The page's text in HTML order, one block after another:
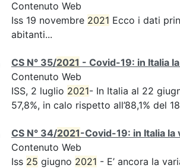
Contenuto Web
Iss 19 novembre 2021 Ecco i dati
abitanti...
CS N° 35/2021 - Covid-19: in Italia
Contenuto Web
ISS, 2 luglio 2021- In Italia al 22
57,8%, in calo rispetto all’88,1% del
CS N° 34/2021-Covid-19: in Italia la
Contenuto Web
Iss 25 giugno 2021 - E’ ancora la